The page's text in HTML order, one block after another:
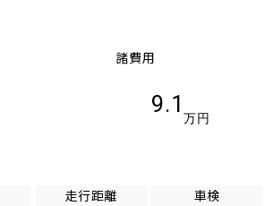
諸費用
9.1
万円
走行距離
車検